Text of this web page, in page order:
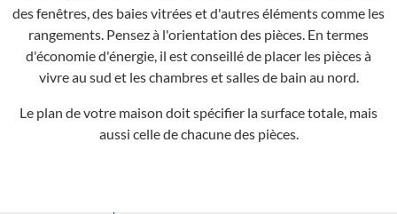
des fenêtres, des baies vitrées et d'autres éléments comme les
rangements. Pensez à l'orientation des pièces. En termes
d'économie d'énergie, il est conseillé de placer les pièces à
vivre au sud et les chambres et salles de bain au nord.
Le plan de votre maison doit spécifier la surface totale, mais
aussi celle de chacune des pièces.